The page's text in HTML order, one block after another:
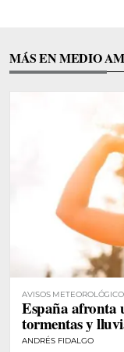
MÁS EN MEDIO
AVISOS
España afronta
tormentas y
ANDRÉS FIDALGO